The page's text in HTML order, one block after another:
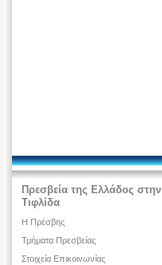
Πρεσβεία της Ελλάδος στην
Τιφλίδα
Η Πρέσβης
Τμήματα Πρεσβείας
Στοιχεία Επικοινωνίας